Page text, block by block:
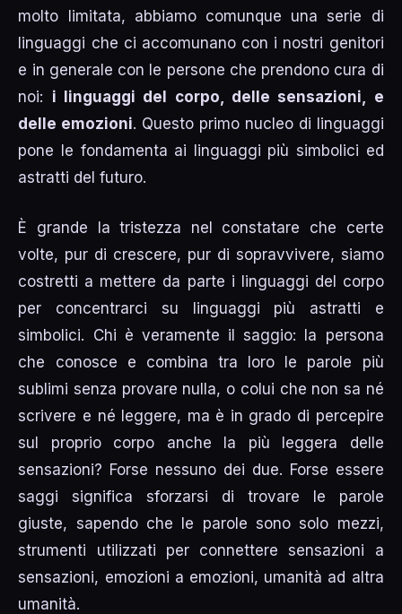
molto limitata, abbiamo comunque una serie di
linguaggi che ci accomunano con i nostri genitori
e in generale con le persone che prendono cura di
noi: i linguaggi del corpo, delle sensazioni, e
delle emozioni. Questo primo nucleo di linguaggi
pone le fondamenta ai linguaggi più simbolici ed
astratti del futuro.
È grande la tristezza nel constatare che certe
volte, pur di crescere, pur di sopravvivere, siamo
costretti a mettere da parte i linguaggi del corpo
per concentrarci su linguaggi più astratti e
simbolici. Chi è veramente il saggio: la persona
che conosce e combina tra loro le parole più
sublimi senza provare nulla, o colui che non sa né
scrivere e né leggere, ma è in grado di percepire
sul proprio corpo anche la più leggera delle
sensazioni? Forse nessuno dei due. Forse essere
saggi significa sforzarsi di trovare le parole
giuste, sapendo che le parole sono solo mezzi,
strumenti utilizzati per connettere sensazioni a
sensazioni, emozioni a emozioni, umanità ad altra
umanità.